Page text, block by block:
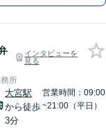
インタビューを
見る
所
大宮駅
から徒歩
3分
営業時間：09:00
~21:00（平日）